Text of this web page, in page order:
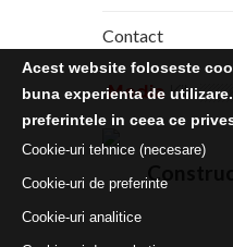
Contact
Media Kit
Acest website foloseste
buna experienta de
preferintele in ceea ce
Cookie-uri tehnice (necesare)
Cookie-uri de preferinte
Cookie-uri analitice